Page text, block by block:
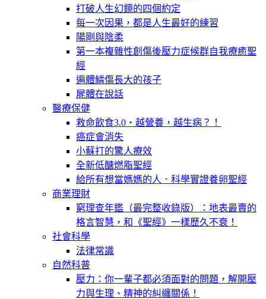
打破人生幻鏡的四個約定
每一次因果，都是人生最好的練習
陽剛與陰柔
第一本複雜性創傷後壓力症候群自我療癒聖
經
遍體鱗傷長大的孩子
屍體在說話
醫療保健
救命飲食3.0‧越營養，越生病？！
癌症會消失
小蘇打的驚人療效
全新低醣燃脂聖經
給所有想當媽媽的人．科學實證養卵聖經
商業理財
窮理查年鑑（最完整收錄版）：地表最賣的
格言智慧，和《聖經》一樣歷久不衰！
社會科學
法律常識
自然科普
壓力：你一輩子都必須面對的問題，解開壓
力與生理、精神的糾纏關係！